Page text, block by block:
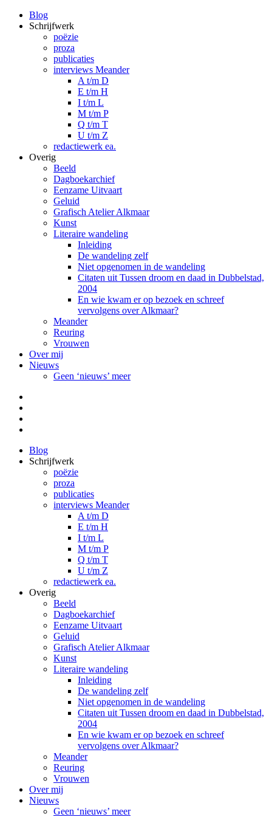
Blog
Schrijfwerk
poëzie
proza
publicaties
interviews Meander
A t/m D
E t/m H
I t/m L
M t/m P
Q t/m T
U t/m Z
redactiewerk ea.
Overig
Beeld
Dagboekarchief
Eenzame Uitvaart
Geluid
Grafisch Atelier Alkmaar
Kunst
Literaire wandeling
Inleiding
De wandeling zelf
Niet opgenomen in de wandeling
Citaten uit Tussen droom en daad in Dubbelstad,
2004
En wie kwam er op bezoek en schreef
vervolgens over Alkmaar?
Meander
Reuring
Vrouwen
Over mij
Nieuws
Geen ‘nieuws’ meer
Blog
Schrijfwerk
poëzie
proza
publicaties
interviews Meander
A t/m D
E t/m H
I t/m L
M t/m P
Q t/m T
U t/m Z
redactiewerk ea.
Overig
Beeld
Dagboekarchief
Eenzame Uitvaart
Geluid
Grafisch Atelier Alkmaar
Kunst
Literaire wandeling
Inleiding
De wandeling zelf
Niet opgenomen in de wandeling
Citaten uit Tussen droom en daad in Dubbelstad,
2004
En wie kwam er op bezoek en schreef
vervolgens over Alkmaar?
Meander
Reuring
Vrouwen
Over mij
Nieuws
Geen ‘nieuws’ meer